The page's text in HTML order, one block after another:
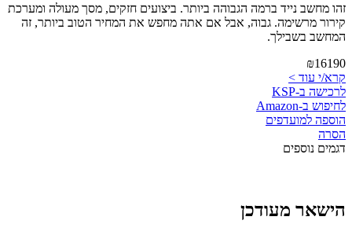
זהו מחשב נייד ברמה הגבוהה ביותר. ביצועים חזקים, מסך מעולה ומערכת
קירור מרשימה. גבוה, אבל אם אתה מחפש את המחיר הטוב ביותר, זה
המחשב בשבילך.
₪16190
קרא/י עוד >
לרכישה ב-KSP
לחיפוש ב-Amazon
הוספה למועדפים
הסרה
דגמים נוספים
הישאר מעודכן